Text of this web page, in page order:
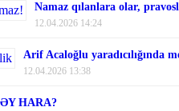
Namaz qılanlara olar,
12.04.2026 14:24
Arif Acaloğlu yaradıcılığında
12.04.2026 13:38
HARA?